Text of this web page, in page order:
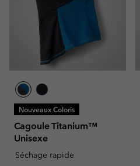
Nouveaux Coloris
Cagoule Titanium™
Unisexe
Séchage rapide